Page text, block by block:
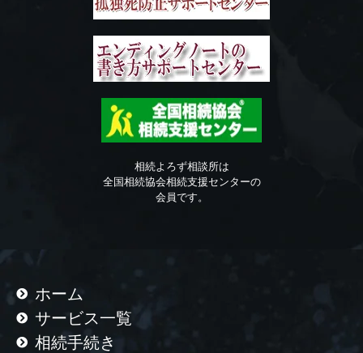
相続よろず相談所は
全国相続協会相続支援センターの
会員です。
ホーム
サービス一覧
相続手続き